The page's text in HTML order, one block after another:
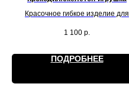
Красочное гибкое изделие для
обладателя как антистресс.
1 100 р.
ПОДРОБНЕЕ